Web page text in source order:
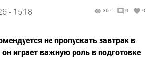
- 15:18 367 0 0
не пропускать завтрак в
играет важную роль в подготовке